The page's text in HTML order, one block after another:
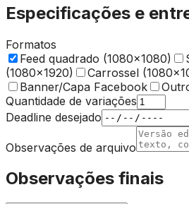
Especificações e
Formatos
Feed quadrado (1080x1080)
(1080x1920)
Carrossel
Banner/Capa Facebook
Quantidade de variações
Deadline desejado
Observações de arquivo
Observações finais